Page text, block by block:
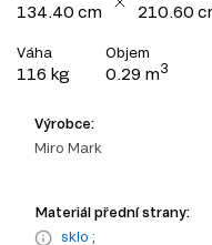
134.40 cm 210.60
Váha
116 kg
Objem
0.29 m3
Výrobce:
Miro Mark
Materiál přední strany:
sklo ;